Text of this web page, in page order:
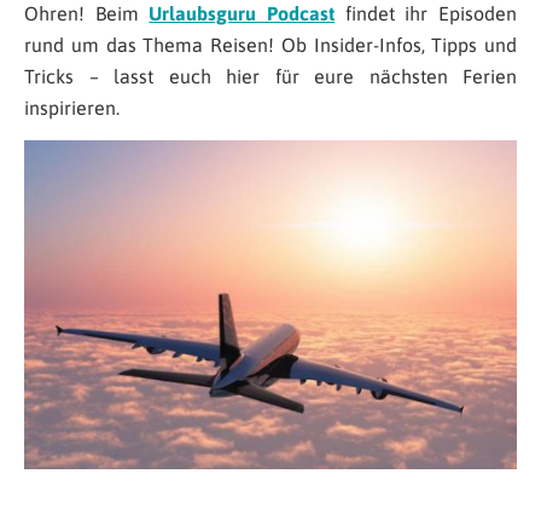
Ohren! Beim Urlaubsguru Podcast findet ihr Episoden
rund um das Thema Reisen! Ob Insider-Infos, Tipps und
Tricks – lasst euch hier für eure nächsten Ferien
inspirieren.